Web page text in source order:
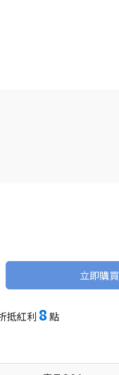
立即購買
抵紅利 8 點